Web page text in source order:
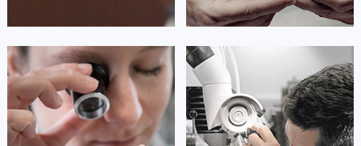
安尼塔·阿普里尔
资深萧邦技师
是成都龙泉驿区萧邦售后服务中心
(萧邦维修保养中心)
的高级技师之一
Chengdu Chopard Maintain
贝亚特·布兰奇
资深萧邦技师
是成都青白江区萧邦售后服务中心
(萧邦维修保养中心)
的高级技师之一
Chengdu Chopard Maintain